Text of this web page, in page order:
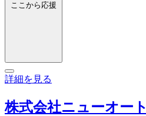
ここから応援
詳細を見る
株式会社ニューオート